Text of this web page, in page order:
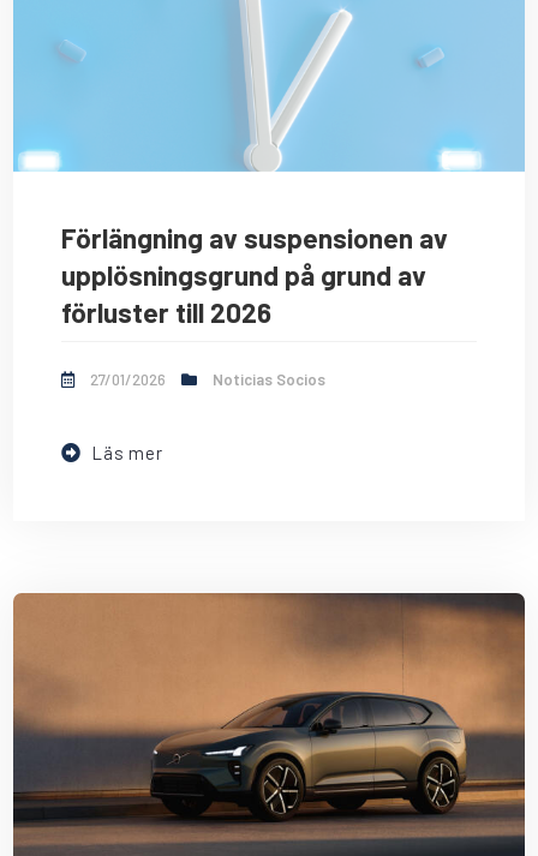
Förlängning av suspensionen av
upplösningsgrund på grund av
förluster till 2026
27/01/2026 Noticias Socios
Läs mer